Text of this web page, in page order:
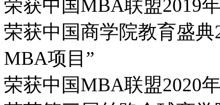
荣获中国MBA联盟2019
荣获中国商学院教育盛
MBA项目”
荣获中国MBA联盟2020